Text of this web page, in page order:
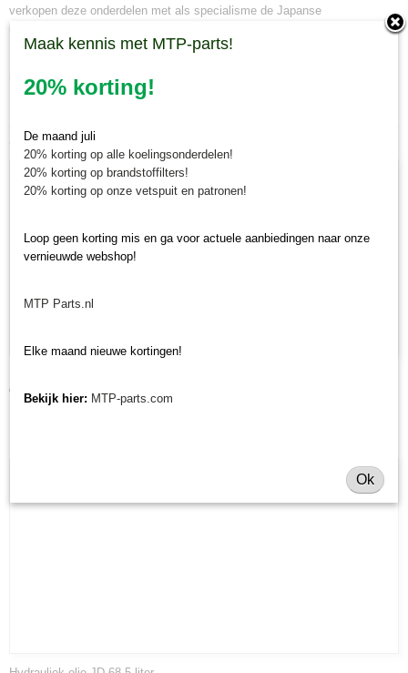
verkopen deze onderdelen met als specialisme de Japanse
minitractor? Bekijk ons volledige
Ook interessant
€ 64,90
Maak kennis met MTP-parts!
20% korting!
De maand juli
20% korting op alle koelingsonderdelen!
20% korting op brandstoffilters!
20% korting op onze vetspuit en patronen!
Loop geen korting mis en ga voor actuele aanbiedingen naar onze
vernieuwde webshop!
MTP Parts.nl
Elke maand nieuwe kortingen!
Bekijk hier: MTP-parts.com
Ok